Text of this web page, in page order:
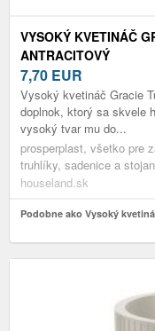
VYSOKÝ KVETINÁČ
ANTRACITOVÝ
7,70 EUR
Vysoký kvetináč Gracie
doplnok, ktorý sa skvele
vysoký tvar mu do...
prosperplast, všetko pre
truhlíky, sadenice a
houseland.sk
Podobne ako Vysoký